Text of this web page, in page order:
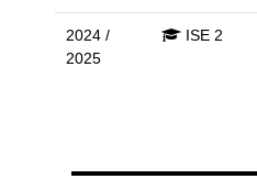
2024 /
2025
ISE 2